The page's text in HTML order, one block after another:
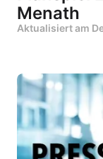
Menath
Aktualisiert am